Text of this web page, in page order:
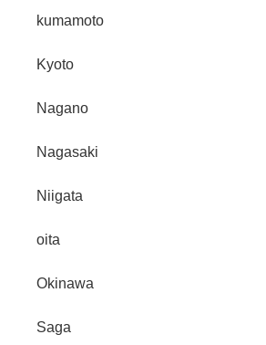
kumamoto
Kyoto
Nagano
Nagasaki
Niigata
oita
Okinawa
Saga